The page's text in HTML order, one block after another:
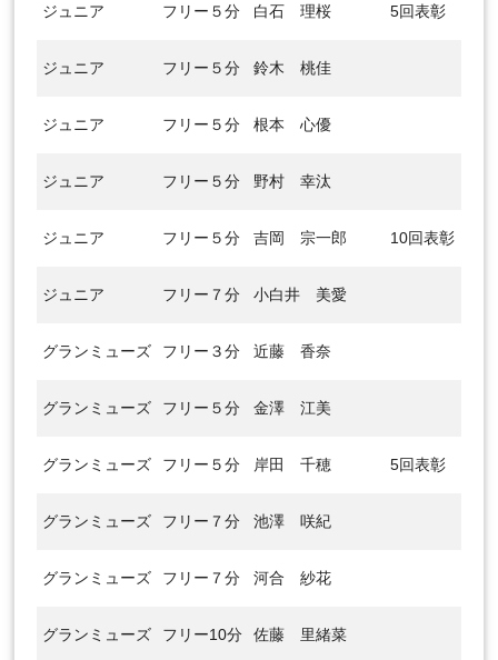
ジュニア フリー５分 白石 理桜 5回表彰
ジュニア フリー５分 鈴木 桃佳
ジュニア フリー５分 根本 心優
ジュニア フリー５分 野村 幸汰
ジュニア フリー５分 吉岡 宗一郎 10回表彰
ジュニア フリー７分 小白井 美愛
グランミューズ フリー３分 近藤 香奈
グランミューズ フリー５分 金澤 江美
グランミューズ フリー５分 岸田 千穂 5回表彰
グランミューズ フリー７分 池澤 咲紀
グランミューズ フリー７分 河合 紗花
グランミューズ フリー10分 佐藤 里緒菜